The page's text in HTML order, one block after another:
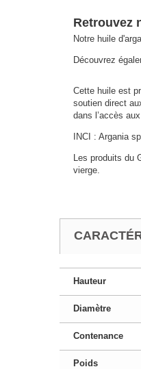
Retrouvez
Notre huile
Découvrez
Cette huile est
soutien direct
dans l’accès
INCI : Argania
Les produits du
vierge.
Hauteur
Diamètre
Contenance
Poids